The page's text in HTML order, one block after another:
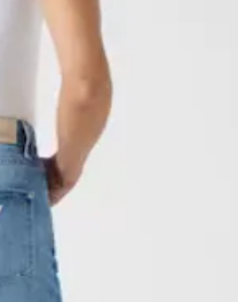
Tous les frais de livraison initiaux ne sont pas
remboursables et les frais de livraison pour le retour
de la commande doivent être assumés par
l’acheteur. Nous suggérons que tous les retours
soient expédiés avec une assurance et un numéro
de suivi, comme nous ne pouvons pas être tenus
responsables des commandes égarées ou abîmées
pendant le transport. Tous les articles doivent être
retournés dans l'état original et non portés. Dans le
cas échéant, les étiquettes doivent également y être
attachées. Les articles retournés endommagés, salis
ou portés pourraient être refusés et renvoyés au
client à ses frais. Prévoyez 30 jours pour que votre
retour soit traité.
Toutes les commandes spéciales et les items soldés
sont des ventes fermes, donc non remboursable ni
échangeable.
Les taxes ne concernent que les commandes
passées depuis le Canada.
Politique de confidentialité
Lorsque vous effectuez un achat sur notre boutique,
dans le cadre de notre processus d’achat et de
vente, nous recueillons les renseignements
personnels que vous nous fournissez, tels que votre
nom, votre adresse et votre adresse courriel.
Lorsque vous naviguez sur notre boutique, nous
recevons aussi automatiquement l’adresse de
protocole Internet (adresse IP) de votre ordinateur,
qui nous permet d’obtenir plus de détails au sujet
du navigateur et du système d’exploitation que vous
Marketing par courriel (le cas échéant): Avec votre
permission, nous pourrions vous envoyer des